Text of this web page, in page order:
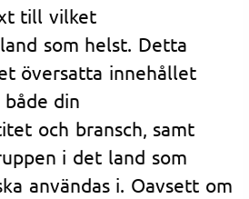
till vilket
som helst. Detta
översatta innehållet
din
och bransch, samt
i det land som
användas i. Oavsett om